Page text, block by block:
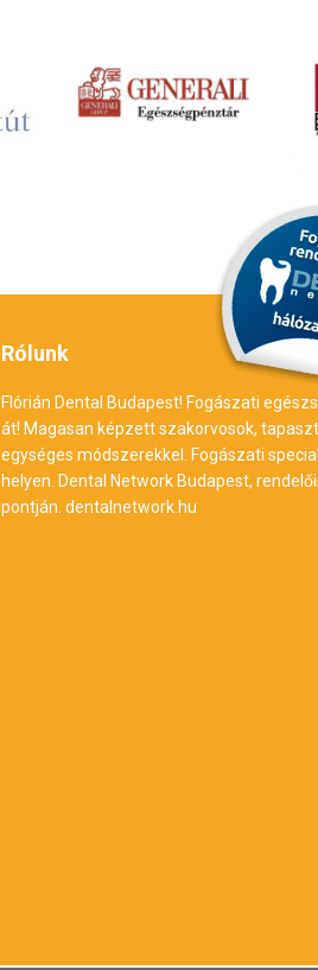
Rólunk
Flórián Dental Budapest! Fogászati
át! Magasan képzett szakorvosok,
egységes módszerekkel. Fogászati
helyen. Dental Network Budapest,
pontján. dentalnetwork.hu